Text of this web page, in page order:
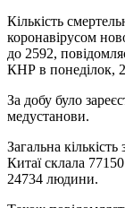
Кількість
коронавірусом
до 2592,
КНР в понеділок,
За добу було
медустанови.
Загальна
Китаї склала
24734 людини.